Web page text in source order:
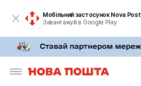
Мобільний застосунок Nova Post
Завантажуй в Google Play